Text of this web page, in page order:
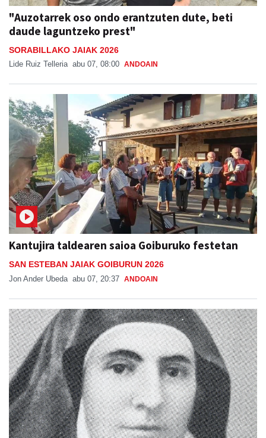
"Auzotarrek oso ondo erantzuten dute, beti
daude laguntzeko prest"
SORABILLAKO JAIAK 2026
Lide Ruiz Telleria abu 07, 08:00 ANDOAIN
Kantujira taldearen saioa Goiburuko festetan
SAN ESTEBAN JAIAK GOIBURUN 2026
Jon Ander Ubeda abu 07, 20:37 ANDOAIN